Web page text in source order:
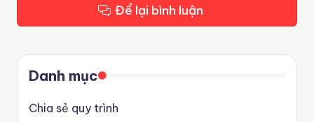
Để lại bình luận
Danh mục
Chia sẻ quy trình